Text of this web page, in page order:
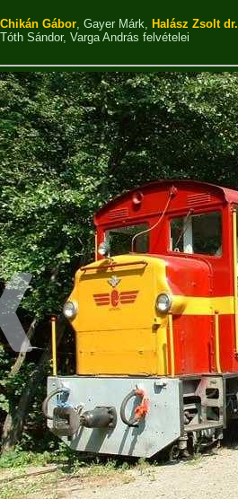
Chikán Gábor, Gayer Márk, Halász Zsolt dr.
Tóth Sándor, Varga András felvételei